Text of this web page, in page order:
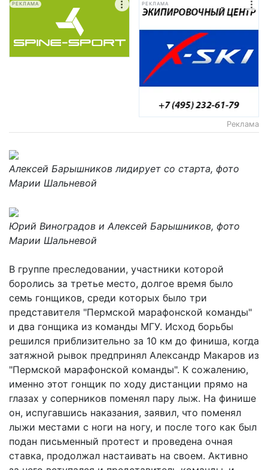
РЕКЛАМА РЕКЛАМА
Реклама
Алексей Барышников лидирует со старта, фото
Марии Шальневой
Юрий Виноградов и Алексей Барышников, фото
Марии Шальневой
В группе преследовании, участники которой
боролись за третье место, долгое время было
семь гонщиков, среди которых было три
представителя "Пермской марафонской команды"
и два гонщика из команды МГУ. Исход борьбы
решился приблизительно за 10 км до финиша, когда
затяжной рывок предпринял Александр Макаров из
"Пермской марафонской команды". К сожалению,
именно этот гонщик по ходу дистанции прямо на
глазах у соперников поменял пару лыж. На финише
он, испугавшись наказания, заявил, что поменял
лыжи местами с ноги на ногу, и после того как был
подан письменный протест и проведена очная
ставка, продолжал настаивать на своем. Активно